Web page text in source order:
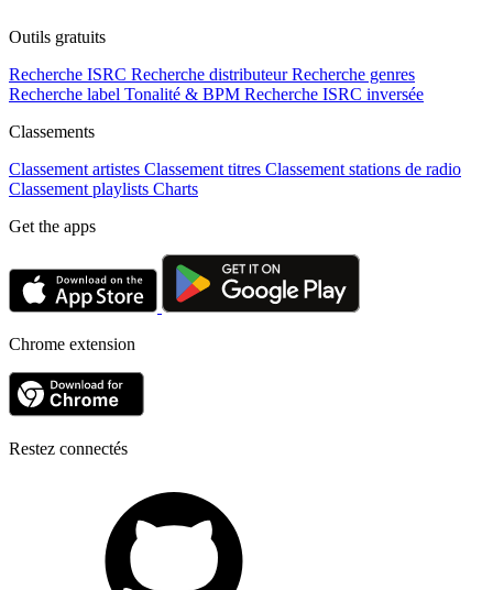
Outils gratuits
Recherche ISRC Recherche distributeur Recherche genres
Recherche label Tonalité & BPM Recherche ISRC inversée
Classements
Classement artistes Classement titres Classement stations de radio
Classement playlists Charts
Get the apps
Chrome extension
Restez connectés